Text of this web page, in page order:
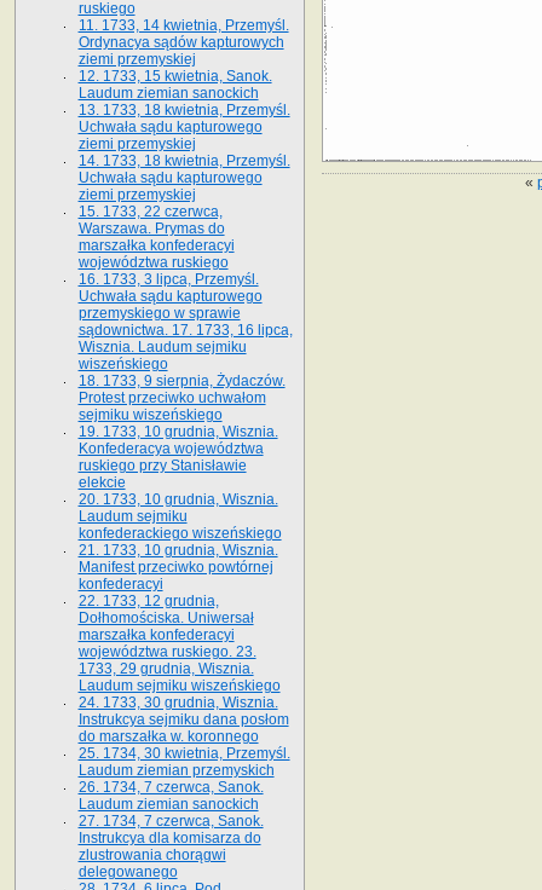
«
ruskiego
11. 1733, 14 kwietnia, Przemyśl.
Ordynacya sądów kapturowych
ziemi przemyskiej
12. 1733, 15 kwietnia, Sanok.
Laudum ziemian sanockich
13. 1733, 18 kwietnia, Przemyśl.
Uchwała sądu kapturowego
ziemi przemyskiej
14. 1733, 18 kwietnia, Przemyśl.
Uchwała sądu kapturowego
ziemi przemyskiej
15. 1733, 22 czerwca,
Warszawa. Prymas do
marszałka konfederacyi
województwa ruskiego
16. 1733, 3 lipca, Przemyśl.
Uchwała sądu kapturowego
przemyskiego w sprawie
sądownictwa. 17. 1733, 16 lipca,
Wisznia. Laudum sejmiku
wiszeńskiego
18. 1733, 9 sierpnia, Żydaczów.
Protest przeciwko uchwałom
sejmiku wiszeńskiego
19. 1733, 10 grudnia, Wisznia.
Konfederacya województwa
ruskiego przy Stanisławie
elekcie
20. 1733, 10 grudnia, Wisznia.
Laudum sejmiku
konfederackiego wiszeńskiego
21. 1733, 10 grudnia, Wisznia.
Manifest przeciwko powtórnej
konfederacyi
22. 1733, 12 grudnia,
Dołhomościska. Uniwersał
marszałka konfederacyi
województwa ruskiego. 23.
1733, 29 grudnia, Wisznia.
Laudum sejmiku wiszeńskiego
24. 1733, 30 grudnia, Wisznia.
Instrukcya sejmiku dana posłom
do marszałka w. koronnego
25. 1734, 30 kwietnia, Przemyśl.
Laudum ziemian przemyskich
26. 1734, 7 czerwca, Sanok.
Laudum ziemian sanockich
27. 1734, 7 czerwca, Sanok.
Instrukcya dla komisarza do
zlustrowania chorągwi
delegowanego